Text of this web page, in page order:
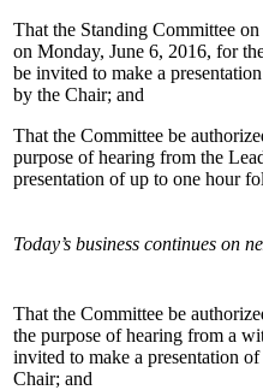
That the Standing Committee
on Monday, June 6, 2016, for
be invited to make a
by the Chair; and
That the Committee be
purpose of hearing from the
presentation of up to one hour
Today’s business continues on
That the Committee be
the purpose of hearing from a
invited to make a presentation
Chair; and